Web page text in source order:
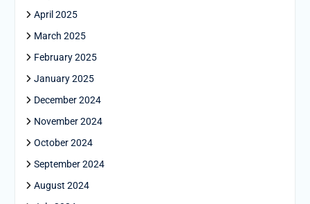
April 2025
March 2025
February 2025
January 2025
December 2024
November 2024
October 2024
September 2024
August 2024